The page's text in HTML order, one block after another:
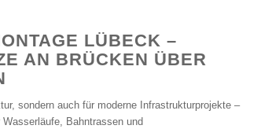
LÜBECK –
AN BRÜCKEN ÜBER
sondern auch für moderne Infrastrukturprojekte –
Bahntrassen und